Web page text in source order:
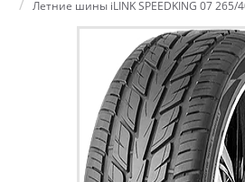
Летние шины iLINK SPEEDKING 07 265/